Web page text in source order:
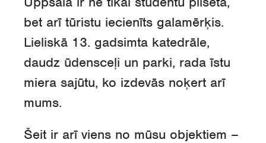
bet arī tūristu iecienīts galamērķis.
Lieliskā 13. gadsimta katedrāle,
daudz ūdensceļi un parki, rada īstu
miera sajūtu, ko izdevās noķert arī
mums.
Šeit ir arī viens no mūsu objektiem –